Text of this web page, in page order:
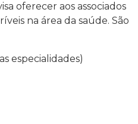
oferecer aos associados
na área da saúde. São
especialidades)